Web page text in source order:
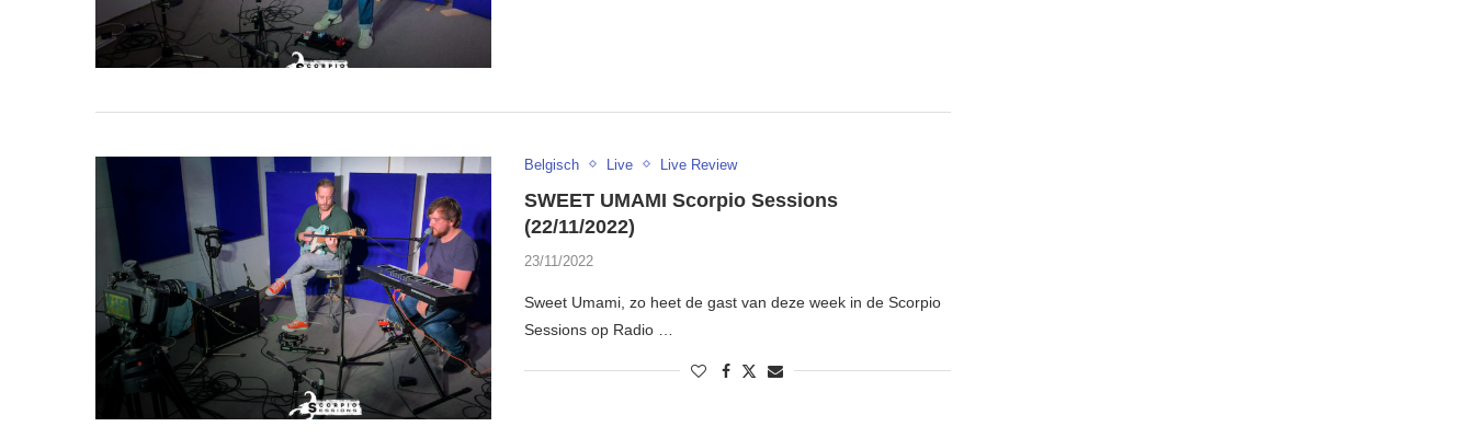
Belgisch Live Live Review
SWEET UMAMI Scorpio Sessions
(22/11/2022)
23/11/2022
Sweet Umami, zo heet de gast van deze week in de Scorpio
Sessions op Radio …